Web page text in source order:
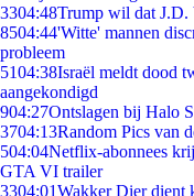
3304:48Trump wil dat J.D.
8504:44'Witte' mannen
probleem
5104:38Israël meldt dood
aangekondigd
904:27Ontslagen bij Halo
3704:13Random Pics van
504:04Netflix-abonnees
GTA VI trailer
3304:01Wakker Dier dient